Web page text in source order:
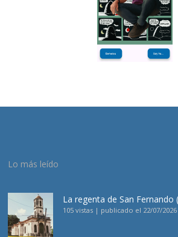
Lo más leído
La regenta de San Fernando
105 vistas | publicado el 22/07/2026